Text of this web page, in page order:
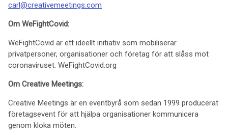
carl@creativemeetings.com
Om WeFightCovid:
WeFightCovid är ett ideellt initiativ som mobiliserar
privatpersoner, organisationer och företag för att slåss mot
coronaviruset. WeFightCovid.org
Om Creative Meetings:
Creative Meetings är en eventbyrå som sedan 1999 producerat
företagsevent för att hjälpa organisationer kommunicera
genom kloka möten.